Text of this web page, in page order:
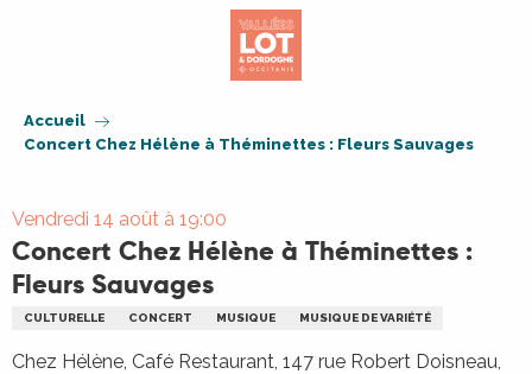
Accueil
Concert Chez Hélène à Théminettes : Fleurs Sauvages
Vendredi 14 août à 19:00
Concert Chez Hélène à Théminettes :
Fleurs Sauvages
CULTURELLE CONCERT MUSIQUE MUSIQUE DE VARIÉTÉ
Chez Hélène, Café Restaurant, 147 rue Robert Doisneau,